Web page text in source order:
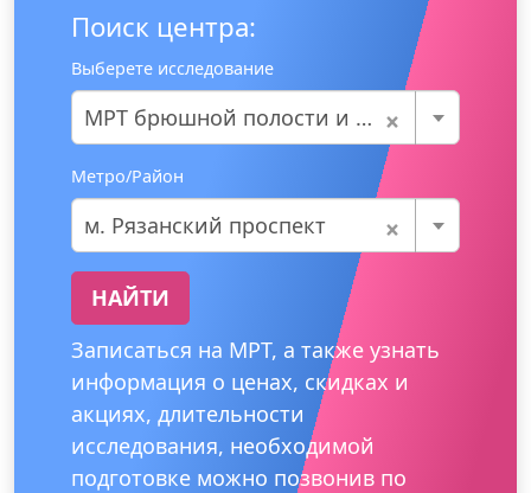
Поиск центра:
Выберете исследование
×
МРТ брюшной полости и забрюшинного пространства
Метро/Район
×
м. Рязанский проспект
НАЙТИ
Записаться на МРТ, а также узнать
информация о ценах, скидках и
акциях, длительности
исследования, необходимой
подготовке можно позвонив по